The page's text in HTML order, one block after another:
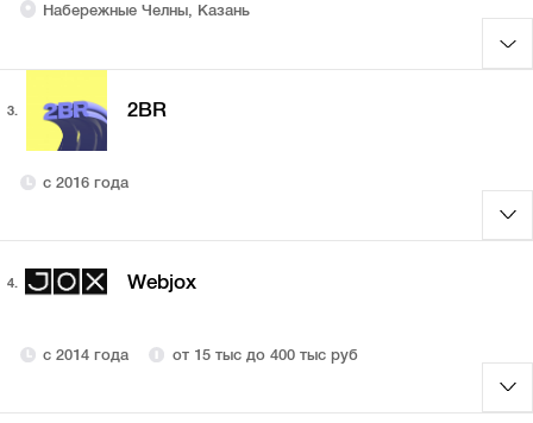
Набережные Челны, Казань
3. 2BR
с 2016 года
4. Webjox
с 2014 года от 15 тыс до 400 тыс руб